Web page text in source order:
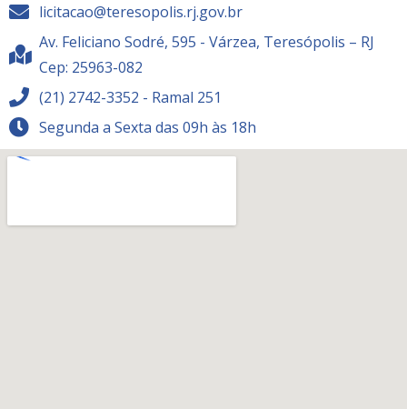
licitacao@teresopolis.rj.gov.br
Av. Feliciano Sodré, 595 - Várzea, Teresópolis – RJ
Cep: 25963-082
(21) 2742-3352 - Ramal 251
Segunda a Sexta das 09h às 18h